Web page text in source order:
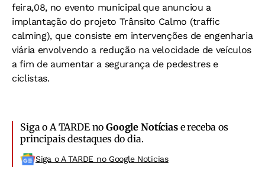
feira,08, no evento municipal que anunciou a
implantação do projeto Trânsito Calmo (traffic
calming), que consiste em intervenções de engenharia
viária envolvendo a redução na velocidade de veículos
a fim de aumentar a segurança de pedestres e
ciclistas.
Siga o A TARDE noGoogle Notíciase receba os
principais destaques do dia.
Siga o A TARDE no Google Noticias